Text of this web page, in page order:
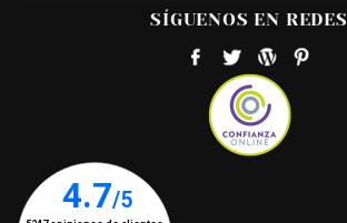
SÍGUENOS EN REDES